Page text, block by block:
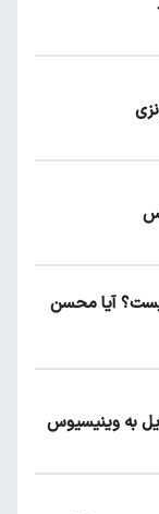
آیا محسن
به وینیسیوس